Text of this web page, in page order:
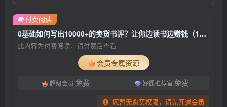
0基础如何写出10000+的卖货书评？让你边读书边赚钱（12节视频-无水印）
此内容为付费阅读，请付费后查看
会员专属资源
超级会员 免费 好课推荐官 免费
您暂无购买权限，请先开通会员
付费阅读